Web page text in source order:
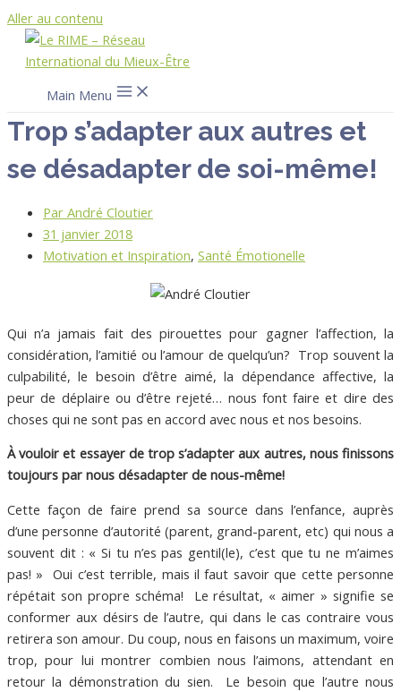
Aller au contenu
Main Menu
Trop s’adapter aux autres et
se désadapter de soi-même!
Par André Cloutier
31 janvier 2018
Motivation et Inspiration, Santé Émotionelle
Qui n’a jamais fait des pirouettes pour gagner l’affection, la
considération, l’amitié ou l’amour de quelqu’un? Trop souvent la
culpabilité, le besoin d’être aimé, la dépendance affective, la
peur de déplaire ou d’être rejeté… nous font faire et dire des
choses qui ne sont pas en accord avec nous et nos besoins.
À vouloir et essayer de trop s’adapter aux autres, nous finissons
toujours par nous désadapter de nous-même!
Cette façon de faire prend sa source dans l’enfance, auprès
d’une personne d’autorité (parent, grand-parent, etc) qui nous a
souvent dit : « Si tu n’es pas gentil(le), c’est que tu ne m’aimes
pas! » Oui c’est terrible, mais il faut savoir que cette personne
répétait son propre schéma! Le résultat, « aimer » signifie se
conformer aux désirs de l’autre, qui dans le cas contraire vous
retirera son amour. Du coup, nous en faisons un maximum, voire
trop, pour lui montrer combien nous l’aimons, attendant en
retour la démonstration du sien. Le besoin que l’autre nous